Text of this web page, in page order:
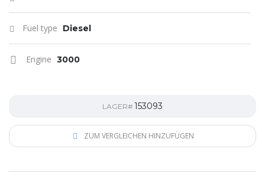
Fuel type Diesel
Engine 3000
LAGER# 153093
ZUM VERGLEICHEN HINZUFÜGEN